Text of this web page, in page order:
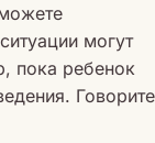
могут
пока ребенок
Говорите